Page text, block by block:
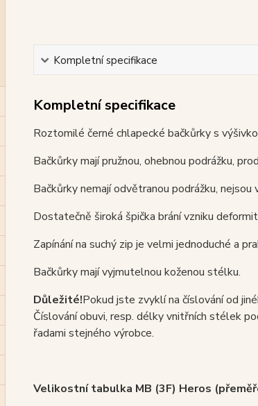
Kompletní specifikace
Kompletní specifikace
Roztomilé černé chlapecké bačkůrky s
Bačkůrky mají pružnou, ohebnou podrážku,
Bačkůrky nemají odvětranou podrážku,
Dostatečně široká špička brání vzniku
Zapínání na suchý zip je velmi jednoduché a
Bačkůrky mají vyjmutelnou koženou stélku.
Důležité!Pokud jste zvyklí na číslování od
Číslování obuvi, resp. délky vnitřních stélek
řadami stejného výrobce.
Velikostní tabulka MB (3F) Heros